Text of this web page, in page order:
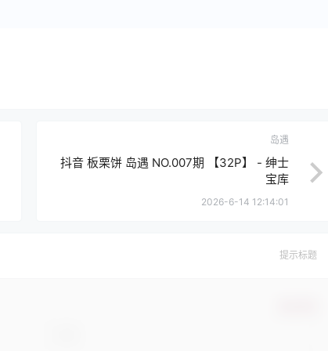
岛遇
抖音 板栗饼 岛遇 NO.007期 【32P】 - 绅士
宝库
2026-6-14 12:14:01
提示标题